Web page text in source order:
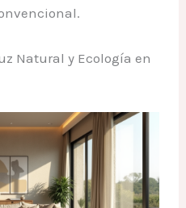
Natural y Ecología en